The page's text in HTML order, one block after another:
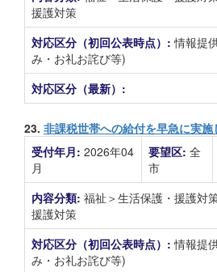
援護対策
対応区分（初回公表時点）:情報提
み・お礼お詫び等)
対応区分（最新）:
23. 非課税世帯への給付を早急に実
受付年月: 2026年04
月
要望区: 全
市
内容分類: 福祉＞生活保護・援護対
援護対策
対応区分（初回公表時点）:情報提
み・お礼お詫び等)